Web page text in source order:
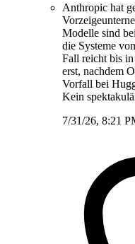
Anthropic hat
Modelle sind
die Systeme
Fall reicht bis
erst, nachdem
Vorfall bei
Kein
7/31/26, 8:21